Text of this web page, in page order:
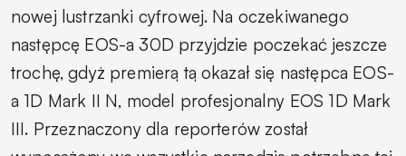
nowej lustrzanki cyfrowej. Na oczekiwanego
następcę EOS-a 30D przyjdzie poczekać jeszcze
trochę, gdyż premierą tą okazał się następca EOS-
a 1D Mark II N, model profesjonalny EOS 1D Mark
III. Przeznaczony dla reporterów został